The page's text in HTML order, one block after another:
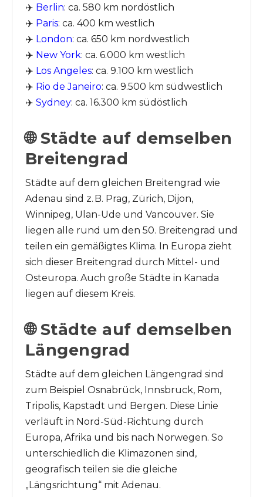
✈️ Berlin: ca. 580 km nordöstlich
✈️ Paris: ca. 400 km westlich
✈️ London: ca. 650 km nordwestlich
✈️ New York: ca. 6.000 km westlich
✈️ Los Angeles: ca. 9.100 km westlich
✈️ Rio de Janeiro: ca. 9.500 km südwestlich
✈️ Sydney: ca. 16.300 km südöstlich
🌐 Städte auf demselben
Breitengrad
Städte auf dem gleichen Breitengrad wie
Adenau sind z. B. Prag, Zürich, Dijon,
Winnipeg, Ulan-Ude und Vancouver. Sie
liegen alle rund um den 50. Breitengrad und
teilen ein gemäßigtes Klima. In Europa zieht
sich dieser Breitengrad durch Mittel- und
Osteuropa. Auch große Städte in Kanada
liegen auf diesem Kreis.
🌐 Städte auf demselben
Längengrad
Städte auf dem gleichen Längengrad sind
zum Beispiel Osnabrück, Innsbruck, Rom,
Tripolis, Kapstadt und Bergen. Diese Linie
verläuft in Nord-Süd-Richtung durch
Europa, Afrika und bis nach Norwegen. So
unterschiedlich die Klimazonen sind,
geografisch teilen sie die gleiche
„Längsrichtung“ mit Adenau.